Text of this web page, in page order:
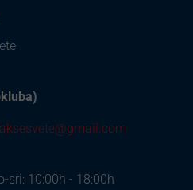
sri: 10:00h - 18:00h